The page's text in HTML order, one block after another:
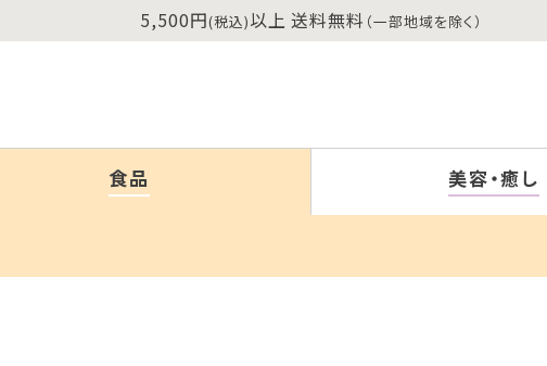
5,500円(税込)以上 送料無料 （一部地域を除く）
食品 美容・癒し